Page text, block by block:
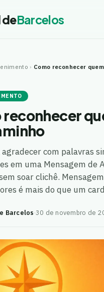
deBarcelos
› Como reconhecer
reconhecer
com palavras
em uma Mensagem de
soar clichê.
é mais do que um
Barcelos·30 de novembro de